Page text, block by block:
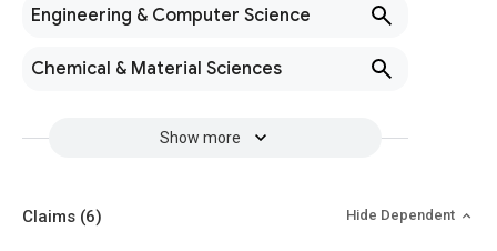
Engineering & Computer Science
Chemical & Material Sciences
Show more
Claims (6) Hide Dependent